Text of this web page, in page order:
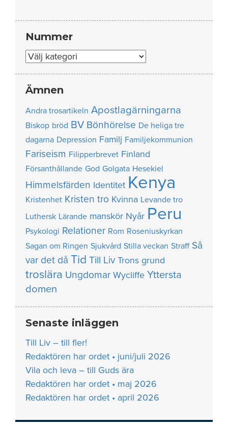
Nummer
Nummer
Ämnen
Andra trosartikeln Apostlagärningarna
Biskop bröd BV Bönhörelse De heliga tre
dagarna Depression Familj Familjekommunion
Fariseism Filipperbrevet Finland
Försanthållande God Golgata Hesekiel
Himmelsfärden Identitet Kenya
Kristenhet Kristen tro Kvinna Levande tro
Luthersk Lärande manskör Nyår Peru
Psykologi Relationer Rom Roseniuskyrkan
Sagan om Ringen Sjukvård Stilla veckan Straff Så
var det då Tid Till Liv Trons grund
troslära Ungdomar Wycliffe Yttersta
domen
Senaste inläggen
Till Liv – till fler!
Redaktören har ordet • juni/juli 2026
Vila och leva – till Guds ära
Redaktören har ordet • maj 2026
Redaktören har ordet • april 2026